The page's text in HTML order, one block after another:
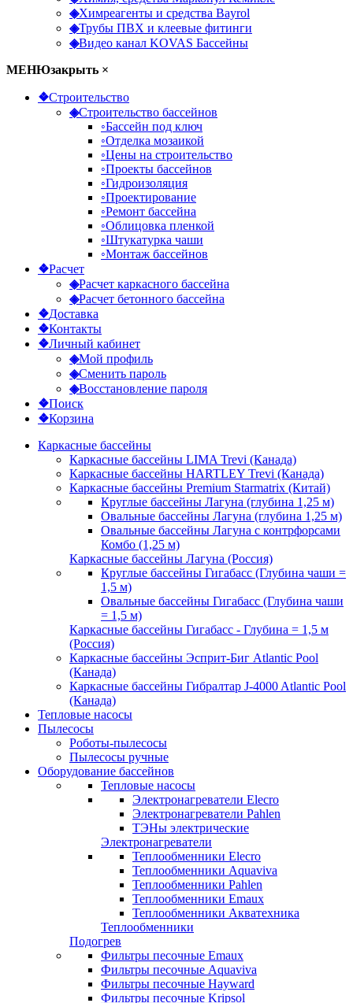
◈Химреагенты и средства Bayrol
◈Трубы ПВХ и клеевые фитинги
◈Видео канал KOVAS Бассейны
МЕНЮзакрыть ×
❖Строительство
◈Строительство бассейнов
◦Бассейн под ключ
◦Отделка мозаикой
◦Цены на строительство
◦Проекты бассейнов
◦Гидроизоляция
◦Проектирование
◦Ремонт бассейна
◦Облицовка пленкой
◦Штукатурка чаши
◦Монтаж бассейнов
❖Расчет
◈Расчет каркасного бассейна
◈Расчет бетонного бассейна
❖Доставка
❖Контакты
❖Личный кабинет
◈Мой профиль
◈Сменить пароль
◈Восстановление пароля
❖Поиск
❖Корзина
Каркасные бассейны
Каркасные бассейны LIMA Trevi (Канада)
Каркасные бассейны HARTLEY Trevi (Канада)
Каркасные бассейны Premium Starmatrix (Китай)
Круглые бассейны Лагуна (глубина 1,25 м)
Овальные бассейны Лагуна (глубина 1,25 м)
Овальные бассейны Лагуна с контрфорсами
Комбо (1,25 м)
Каркасные бассейны Лагуна (Россия)
Круглые бассейны Гигабасс (Глубина чаши =
1,5 м)
Овальные бассейны Гигабасс (Глубина чаши
= 1,5 м)
Каркасные бассейны Гигабасс - Глубина = 1,5 м
(Россия)
Каркасные бассейны Эсприт-Биг Atlantic Pool
(Канада)
Каркасные бассейны Гибралтар J-4000 Atlantic Pool
(Канада)
Тепловые насосы
Пылесосы
Роботы-пылесосы
Пылесосы ручные
Оборудование бассейнов
Тепловые насосы
Электронагреватели Elecro
Электронагреватели Pahlen
ТЭНы электрические
Электронагреватели
Теплообменники Elecro
Теплообменники Aquaviva
Теплообменники Pahlen
Теплообменники Emaux
Теплообменники Акватехника
Теплообменники
Подогрев
Фильтры песочные Emaux
Фильтры песочные Aquaviva
Фильтры песочные Hayward
Фильтры песочные Kripsol